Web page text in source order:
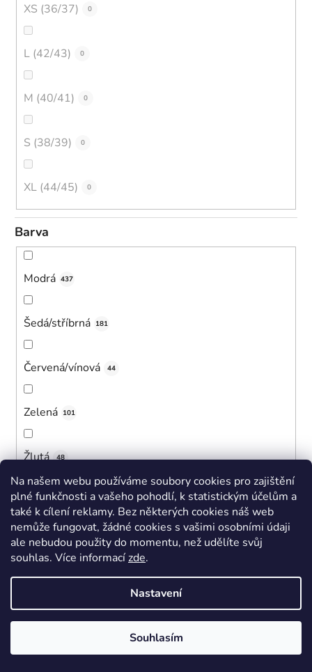
Na našem webu používáme soubory cookies pro zajištění
plné funkčnosti a vašeho pohodlí, k statistickým účelům a
také k cílení reklamy. Bez některých cookies náš web
nemůže fungovat, žádné cookies s vašimi osobními údaji
ale nebudou použity do momentu, než udělíte svůj
souhlas. Více informacízde.
Nastavení
Souhlasím
XS (36/37) 0
L (42/43) 0
M (40/41) 0
S (38/39) 0
XL (44/45) 0
Barva
Modrá 437
Šedá/stříbrná 181
Červená/vínová 44
Zelená 101
Žlutá 48
Bílá 38
Černá 377